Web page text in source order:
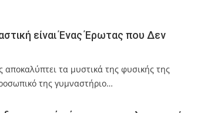
είναι Ένας Έρωτας που Δεν
τα μυστικά της φυσικής της
της γυμναστήριο…